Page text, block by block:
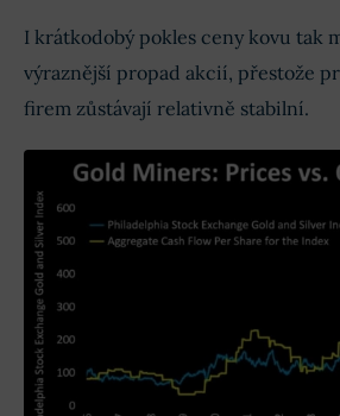
I krátkodobý pokles ceny kovu tak
výraznější propad akcií, přestože
firem zůstávají relativně stabilní.